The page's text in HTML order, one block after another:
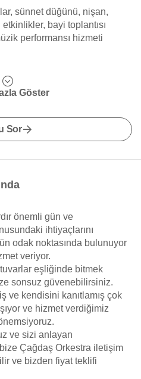
sünnet düğünü, nişan,
bayi toplantısı
performansı hizmeti
Göster
Sor
önemli gün ve
ihtiyaçlarını
odak noktasında bulunuyor
veriyor.
eşliğinde bitmek
sonsuz güvenebilirsiniz.
ve kendisini kanıtlamış çok
ve hizmet verdiğimiz
ve sizi anlayan
Çağdaş Orkestra iletişim
ve bizden fiyat teklifi